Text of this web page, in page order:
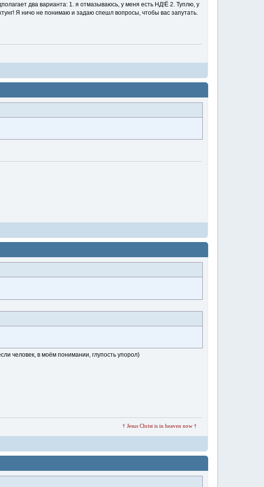
два варианта: 1. я отмазываюсь, у меня есть НД!Ё 2. Туплю, у
Я ничо не понимаю и задаю спешл вопросы, чтобы вас запутать.
человек, в моём понимании, глупость упорол)
† Jesus Christ is in heaven now †